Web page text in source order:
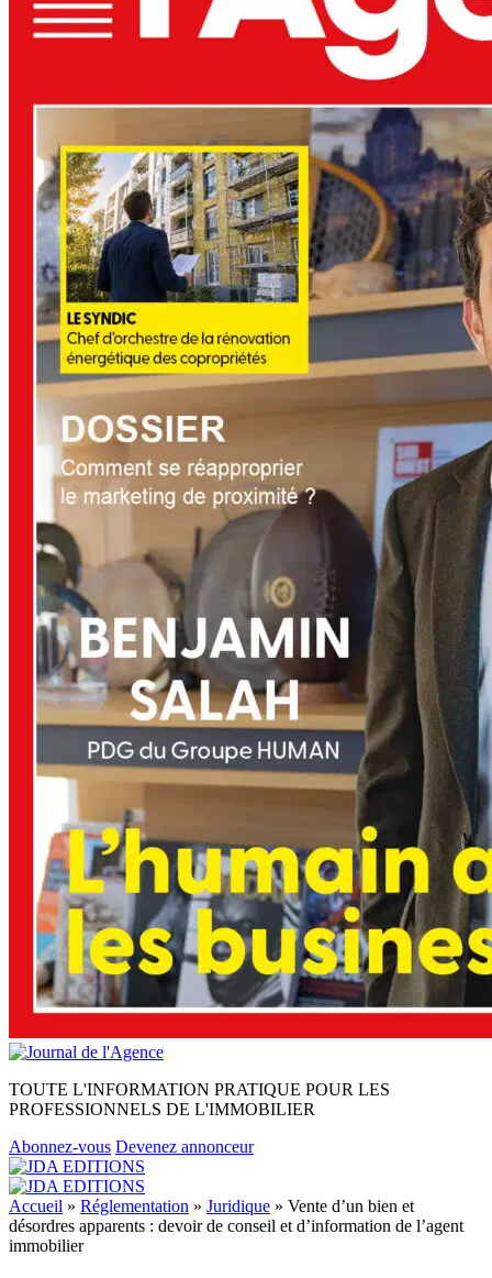
TOUTE L'INFORMATION PRATIQUE POUR LES
PROFESSIONNELS DE L'IMMOBILIER
Abonnez-vous Devenez annonceur
Accueil » Réglementation » Juridique » Vente d’un bien et
désordres apparents : devoir de conseil et d’information de l’agent
immobilier